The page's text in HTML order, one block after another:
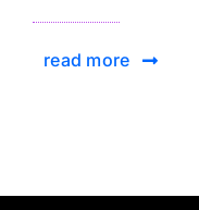
read more